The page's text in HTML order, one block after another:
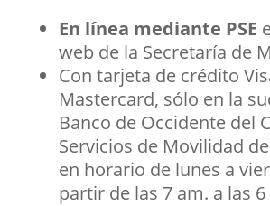
En línea mediante PSE
web de la Secretaría de
Con tarjeta de crédito
Mastercard, sólo en la
Banco de Occidente del
Servicios de Movilidad
en horario de lunes a
partir de las 7 am. a las